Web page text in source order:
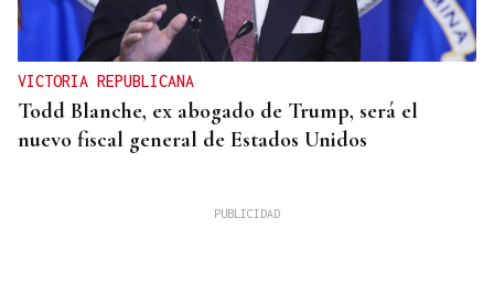
VICTORIA REPUBLICANA
Todd Blanche, ex abogado de Trump, será el
nuevo fiscal general de Estados Unidos